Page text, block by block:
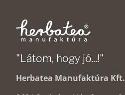
"Látom, hogy jó...!"
Herbatea Manufaktúra Kft.